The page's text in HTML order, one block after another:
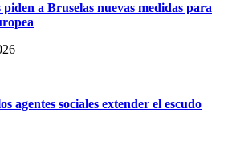
piden a Bruselas nuevas medidas para
agentes sociales extender el escudo